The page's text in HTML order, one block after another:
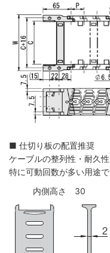
■ 仕切り板の配置推奨
ケーブルの整列性・耐久
特に可動回数が多い用途
内側高さ 30